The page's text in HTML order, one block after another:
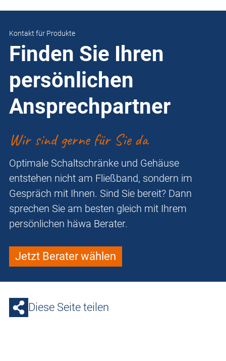
Kontakt für Produkte
Finden Sie Ihren
persönlichen
Ansprechpartner
Wir sind gerne für Sie da
Optimale Schaltschränke und Gehäuse
entstehen nicht am Fließband, sondern im
Gespräch mit Ihnen. Sind Sie bereit? Dann
sprechen Sie am besten gleich mit Ihrem
persönlichen häwa Berater.
Jetzt Berater wählen
Diese Seite teilen